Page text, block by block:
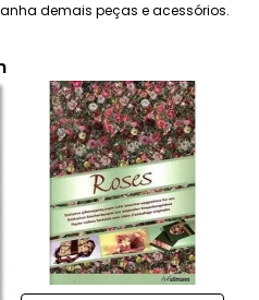
demais peças e acessórios.